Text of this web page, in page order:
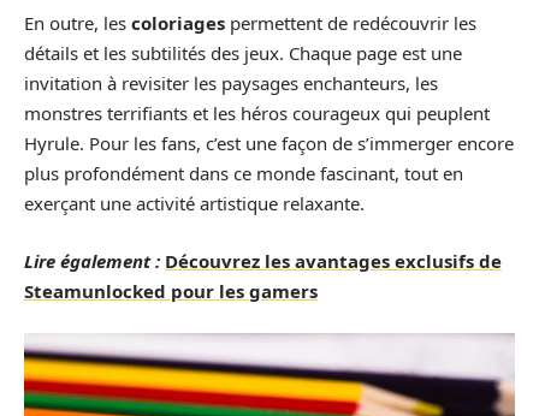
En outre, les coloriages permettent de redécouvrir les
détails et les subtilités des jeux. Chaque page est une
invitation à revisiter les paysages enchanteurs, les
monstres terrifiants et les héros courageux qui peuplent
Hyrule. Pour les fans, c’est une façon de s’immerger encore
plus profondément dans ce monde fascinant, tout en
exerçant une activité artistique relaxante.
Lire également : Découvrez les avantages exclusifs de
Steamunlocked pour les gamers